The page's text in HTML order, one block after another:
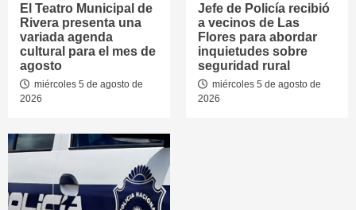
El Teatro Municipal de
Rivera presenta una
variada agenda
cultural para el mes de
agosto
miércoles 5 de agosto de
2026
Jefe de Policía recibió
a vecinos de Las
Flores para abordar
inquietudes sobre
seguridad rural
miércoles 5 de agosto de
2026